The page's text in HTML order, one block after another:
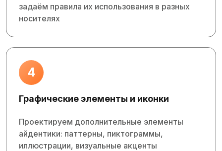
задаём правила их использования в разных
носителях
4
Графические элементы и иконки
Проектируем дополнительные элементы
айдентики: паттерны, пиктограммы,
иллюстрации, визуальные акценты